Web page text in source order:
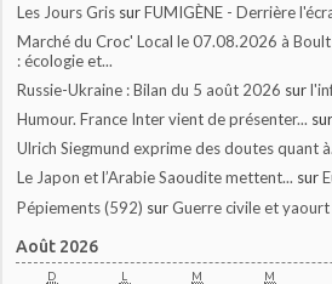
Les Jours Gris surFUMIGÈNE - Derrière
Marché du Croc' Local le 07.08.2026 à Boult
: écologie et...
Russie-Ukraine : Bilan du 5 août 2026 sur
Humour. France Inter vient de présenter...
Ulrich Siegmund exprime des doutes quant
Le Japon et l’Arabie Saoudite mettent... sur
Pépiements (592) surGuerre civile et yaourt
Août 2026
D L M M